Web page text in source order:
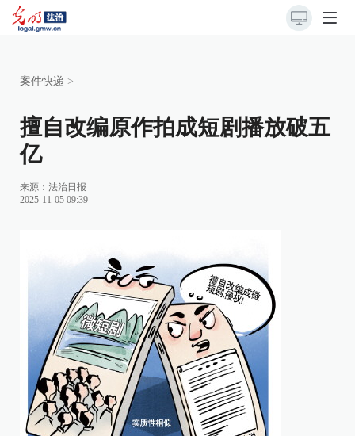
案件快递 >
擅自改编原作拍成短剧播放破五
亿
来源： 法治日报
2025-11-05 09:39